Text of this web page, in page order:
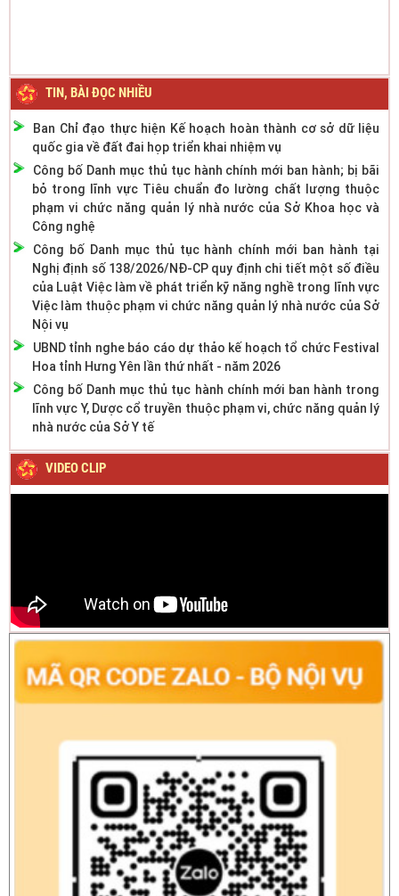
TIN, BÀI ĐỌC NHIỀU
Ban Chỉ đạo thực hiện Kế hoạch hoàn thành cơ sở dữ liệu
quốc gia về đất đai họp triển khai nhiệm vụ
Công bố Danh mục thủ tục hành chính mới ban hành; bị bãi
bỏ trong lĩnh vực Tiêu chuẩn đo lường chất lượng thuộc
phạm vi chức năng quản lý nhà nước của Sở Khoa học và
Công nghệ
Công bố Danh mục thủ tục hành chính mới ban hành tại
Nghị định số 138/2026/NĐ-CP quy định chi tiết một số điều
của Luật Việc làm về phát triển kỹ năng nghề trong lĩnh vực
Việc làm thuộc phạm vi chức năng quản lý nhà nước của Sở
Nội vụ
UBND tỉnh nghe báo cáo dự thảo kế hoạch tổ chức Festival
Hoa tỉnh Hưng Yên lần thứ nhất - năm 2026
Công bố Danh mục thủ tục hành chính mới ban hành trong
lĩnh vực Y, Dược cổ truyền thuộc phạm vi, chức năng quản lý
nhà nước của Sở Y tế
VIDEO CLIP